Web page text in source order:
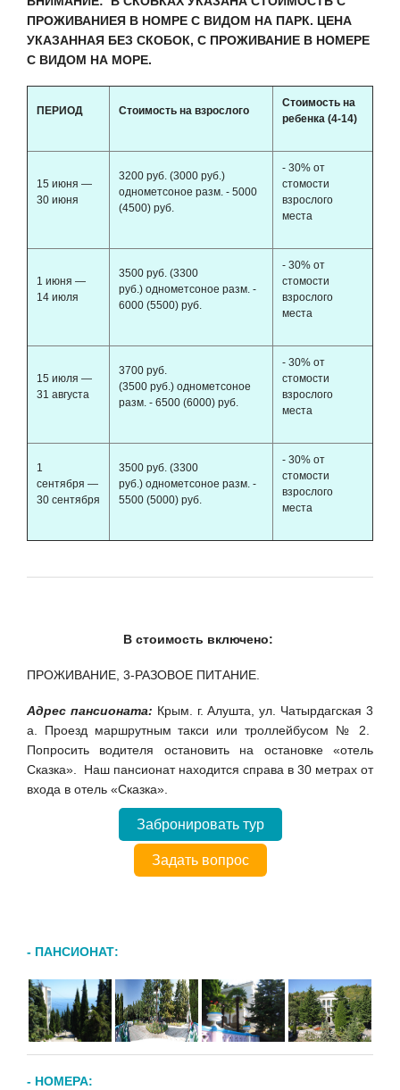
ПРОЖИВАНИЕЯ В НОМРЕ С ВИДОМ НА ПАРК. ЦЕНА
УКАЗАННАЯ БЕЗ СКОБОК, С ПРОЖИВАНИЕ В НОМЕРЕ
С ВИДОМ НА МОРЕ.
ПЕРИОД Стоимость на взрослого
Стоимость на
ребенка (4-14)
15 июня —
30 июня
3200 руб. (3000 руб.)
однометсоное разм. - 5000
(4500) руб.
- 30% от
стомости
взрослого
места
1 июня —
14 июля
3500 руб. (3300
руб.) однометсоное разм. -
6000 (5500) руб.
- 30% от
стомости
взрослого
места
15 июля —
31 августа
3700 руб.
(3500 руб.) однометсоное
разм. - 6500 (6000) руб.
- 30% от
стомости
взрослого
места
1
сентября —
30 сентября
3500 руб. (3300
руб.) однометсоное разм. -
5500 (5000) руб.
- 30% от
стомости
взрослого
места
В стоимость включено:
ПРОЖИВАНИЕ, 3-РАЗОВОЕ ПИТАНИЕ.
Адрес пансионата: Крым. г. Алушта, ул. Чатырдагская 3
а. Проезд маршрутным такси или троллейбусом № 2.
Попросить водителя остановить на остановке «отель
Сказка». Наш пансионат находится справа в 30 метрах от
входа в отель «Сказка».
Забронировать тур
Задать вопрос
- ПАНСИОНАТ:
- НОМЕРА: